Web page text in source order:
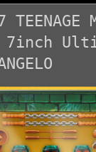
TEENAGE
7inch